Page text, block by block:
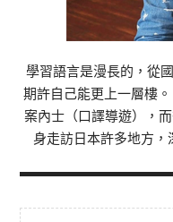
學習語言是漫長的，從
期許自己能更上一層樓
案內士（口譯導遊），
身走訪日本許多地方，